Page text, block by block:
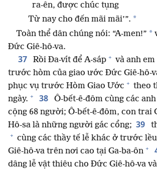
ra-ên, được chúc tụng
Từ nay cho đến mãi mãi’”. *
Toàn thể dân chúng nói: “A-men!” *
Đức Giê-hô-va.
37 Rồi Đa-vít để A-sáp + và anh
trước hòm của giao ước Đức Giê-hô-
phục vụ trước Hòm Giao Ước + theo
ngày. + 38
Ô-bết-ê-đôm cùng các
cộng 68 người; Ô-bết-ê-đôm, con trai
Hô-sa là những người gác cổng; 39
+ cùng các thầy tế lễ khác ở trước
Giê-hô-va trên nơi cao tại Ga-ba-ôn +
dâng lễ vật thiêu cho Đức Giê-hô-va